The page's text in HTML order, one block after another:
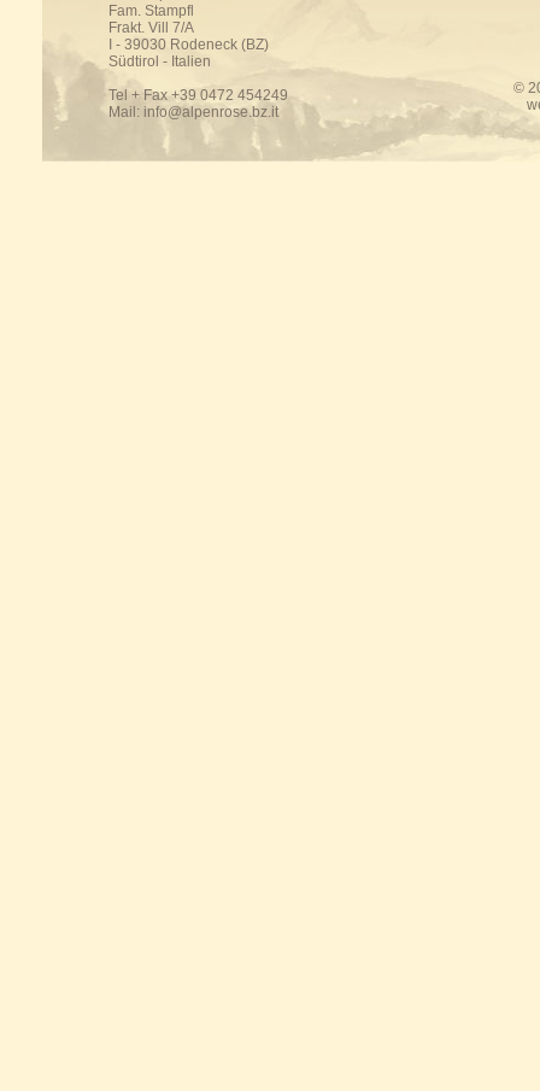
Fam. Stampfl
Frakt. Vill 7/A
I - 39030 Rodeneck (BZ)
Südtirol - Italien
Tel + Fax +39 0472 454249
Mail: info@alpenrose.bz.it
©